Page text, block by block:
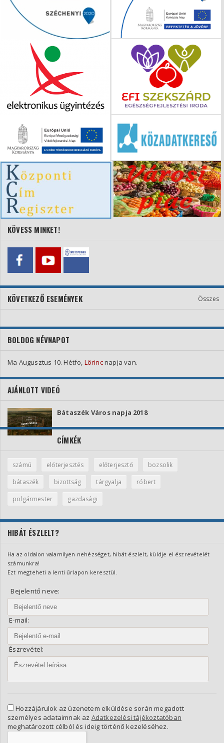
KÖVESS MINKET!
KÖVETKEZŐ ESEMÉNYEK Összes
BOLDOG NÉVNAPOT
Ma Augusztus 10. Hétfo, Lörincnapja van.
AJÁNLOTT VIDEÓ
Bátaszék Város napja 2018
CÍMKÉK
számú előterjesztés előterjesztő
bozsolik
bátaszék
bizottság tárgyalja
róbert
polgármester
gazdasági
HIBÁT ÉSZLELT?
Ha az oldalon valamilyen nehézséget, hibát észlelt, küldje el észrevételét
számunkra!
Ezt megteheti a lenti űrlapon keresztül.
Bejelentő neve:
E-mail:
Észrevétel:
Hozzájárulok az üzenetem elküldése során megadott
személyes adataimnak az Adatkezelési tájékoztatóban
meghatározott célból és ideig történő kezeléséhez.